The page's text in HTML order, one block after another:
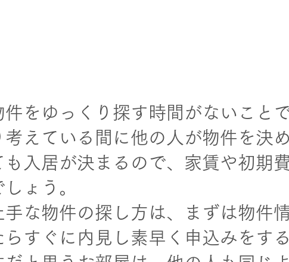
件をゆっくり探す時間がないこと
考えている間に他の人が物件を決
入居が決まるので、家賃や初期
ょう。
な物件の探し方は、まずは物件
すぐに内見し素早く申込みをす